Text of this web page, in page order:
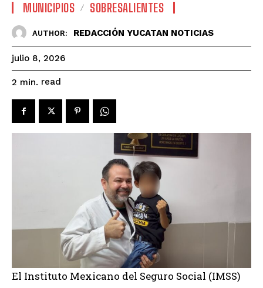
MUNICIPIOS SOBRESALIENTES
AUTHOR: REDACCIÓN YUCATAN NOTICIAS
julio 8, 2026
2 min. read
El Instituto Mexicano del Seguro Social (IMSS)